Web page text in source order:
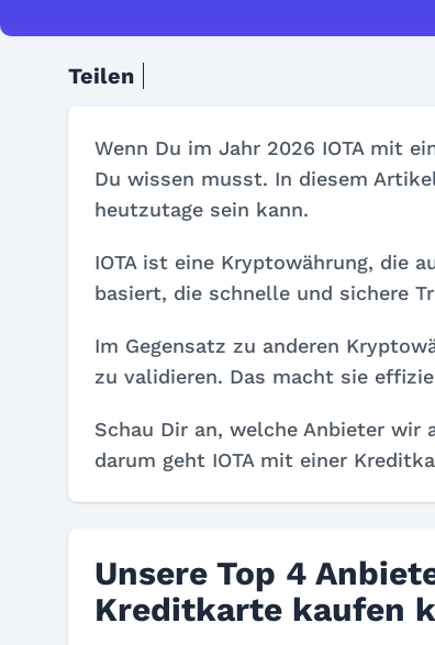
Teilen
Wenn Du im Jahr 2026 IOTA mit
Du wissen musst. In diesem
heutzutage sein kann.
IOTA ist eine Kryptowährung, die
basiert, die schnelle und sichere
Im Gegensatz zu anderen
zu validieren. Das macht sie
Schau Dir an, welche Anbieter wir
darum geht IOTA mit einer
Unsere Top 4
Kreditkarte kaufen